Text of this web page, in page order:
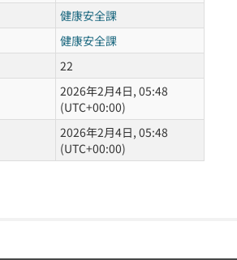
健康安全課
健康安全課
22
2026年2月4日, 05:48
(UTC+00:00)
2026年2月4日, 05:48
(UTC+00:00)